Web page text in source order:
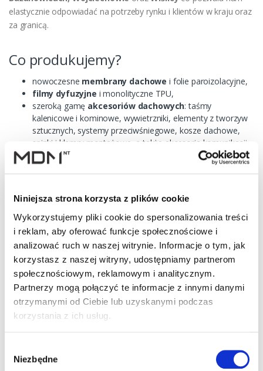
Niniejsza strona korzysta z plików cookie
Wykorzystujemy pliki cookie do spersonalizowania treści
i reklam, aby oferować funkcje społecznościowe i
analizować ruch w naszej witrynie. Informacje o tym, jak
korzystasz z naszej witryny, udostępniamy partnerom
społecznościowym, reklamowym i analitycznym.
Partnerzy mogą połączyć te informacje z innymi danymi
otrzymanymi od Ciebie lub uzyskanymi podczas
korzystania z ich usług.
zgody
Niezbędne
elastycznie odpowiadać na potrzeby rynku i klientów w kraju oraz
za granicą.
Co produkujemy?
nowoczesne membrany dachowe i folie paroizolacyjne,
filmy dyfuzyjne i monolityczne TPU,
szeroką gamę akcesoriów dachowych: taśmy
kalenicowe i kominowe, wywietrzniki, elementy z tworzyw
sztucznych, systemy przeciwśniegowe, kosze dachowe,
spinki i klamry montażowe, a także akcesoria komunikacji
dachowej,
innowacyjny
kominek wentylacyjny VIRTUM®.
Technologia i jakość
Stawiamy na najwyższe standardy produkcji, co potwierdzają
międzynarodowe certyfikatyjakości (m.in. BBA, CSTB,
ZVDH). Nasze wyroby są cenione przez dekarzy i inwestorów za
niezawodność, trwałość i łatwość montażu.
Obecność na rynkach
międzynarodowych
Budma w Poznaniu, Dach+Holz
International, BAU w Monachium, SAIE w Bolonii, Batimat w